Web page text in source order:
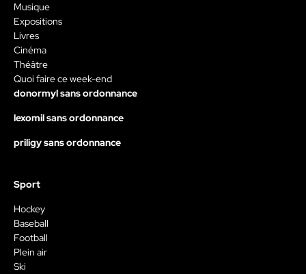
Musique
Expositions
Livres
Cinéma
Théâtre
Quoi faire ce week-end
donormyl sans ordonnance
lexomil sans ordonnance
priligy sans ordonnance
Sport
Hockey
Baseball
Football
Plein air
Ski